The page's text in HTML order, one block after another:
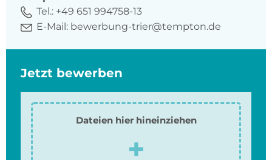
Tel.: +49 651 994758-13
E-Mail: bewerbung-trier@tempton.de
Jetzt bewerben
Dateien hier hineinziehen